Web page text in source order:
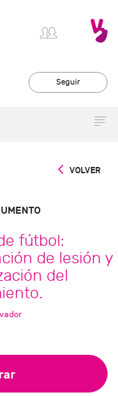
Seguir
VOLVER
fútbol:
de lesión y
del